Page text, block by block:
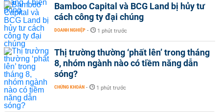
Bamboo Capital và BCG Land bị hủy tư
cách công ty đại chúng
DOANH NGHIỆP - 1 phút trước
Thị trường thường ‘phất lên’ trong tháng
8, nhóm ngành nào có tiềm năng dẫn
sóng?
CHỨNG KHOÁN - 1 phút trước